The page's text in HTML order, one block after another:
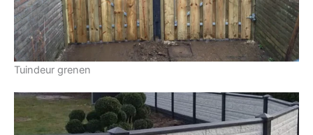
Tuindeur grenen